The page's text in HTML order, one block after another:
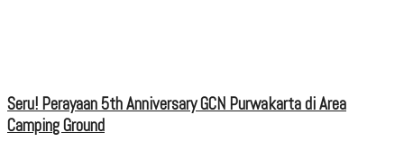
Seru! Perayaan 5th Anniversary GCN Purwakarta di Area
Camping Ground